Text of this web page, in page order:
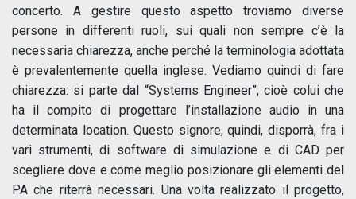
concerto. A gestire questo aspetto troviamo diverse
persone in differenti ruoli, sui quali non sempre c’è la
necessaria chiarezza, anche perché la terminologia adottata
è prevalentemente quella inglese. Vediamo quindi di fare
chiarezza: si parte dal “Systems Engineer”, cioè colui che
ha il compito di progettare l’installazione audio in una
determinata location. Questo signore, quindi, disporrà, fra i
vari strumenti, di software di simulazione e di CAD per
scegliere dove e come meglio posizionare gli elementi del
PA che riterrà necessari. Una volta realizzato il progetto,